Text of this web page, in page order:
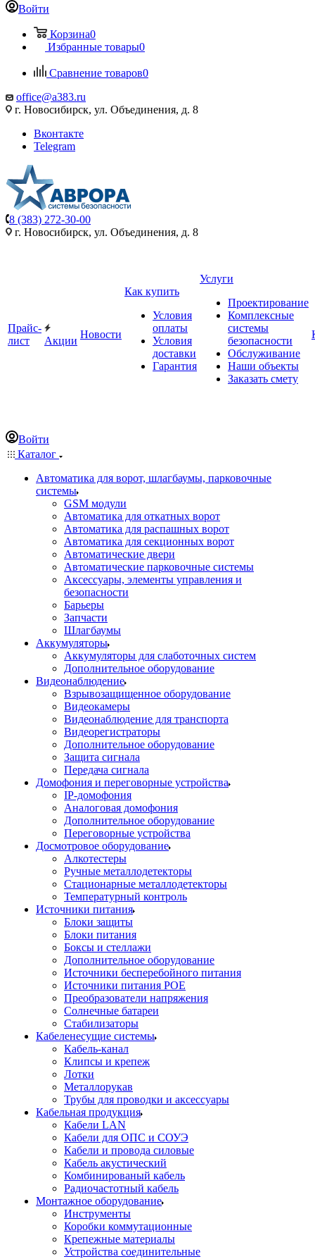
Войти
Корзина0
Избранные товары0
Сравнение товаров0
office@a383.ru
г. Новосибирск, ул. Объединения, д. 8
Вконтакте
Telegram
8 (383) 272-30-00
г. Новосибирск, ул. Объединения, д. 8
Прайс-
лист
Акции
Новости
Как купить
Условия
оплаты
Условия
доставки
Гарантия
Услуги
Проектирование
Комплексные
системы
безопасности
Обслуживание
Наши объекты
Заказать смету
Войти
Каталог
Автоматика для ворот, шлагбаумы, парковочные
системы
GSM модули
Автоматика для откатных ворот
Автоматика для распашных ворот
Автоматика для секционных ворот
Автоматические двери
Автоматические парковочные системы
Аксессуары, элементы управления и
безопасности
Барьеры
Запчасти
Шлагбаумы
Аккумуляторы
Аккумуляторы для слаботочных систем
Дополнительное оборудование
Видеонаблюдение
Взрывозащищенное оборудование
Видеокамеры
Видеонаблюдение для транспорта
Видеорегистраторы
Дополнительное оборудование
Защита сигнала
Передача сигнала
Домофония и переговорные устройства
IP-домофония
Аналоговая домофония
Дополнительное оборудование
Переговорные устройства
Досмотровое оборудование
Алкотестеры
Ручные металлодетекторы
Стационарные металлодетекторы
Температурный контроль
Источники питания
Блоки защиты
Блоки питания
Боксы и стеллажи
Дополнительное оборудование
Источники бесперебойного питания
Источники питания POE
Преобразователи напряжения
Солнечные батареи
Стабилизаторы
Кабеленесущие системы
Кабель-канал
Клипсы и крепеж
Лотки
Металлорукав
Трубы для проводки и аксессуары
Кабельная продукция
Кабели LAN
Кабели для ОПС и СОУЭ
Кабели и провода силовые
Кабель акустический
Комбинированый кабель
Радиочастотный кабель
Монтажное оборудование
Инструменты
Коробки коммутационные
Крепежные материалы
Устройства соединительные